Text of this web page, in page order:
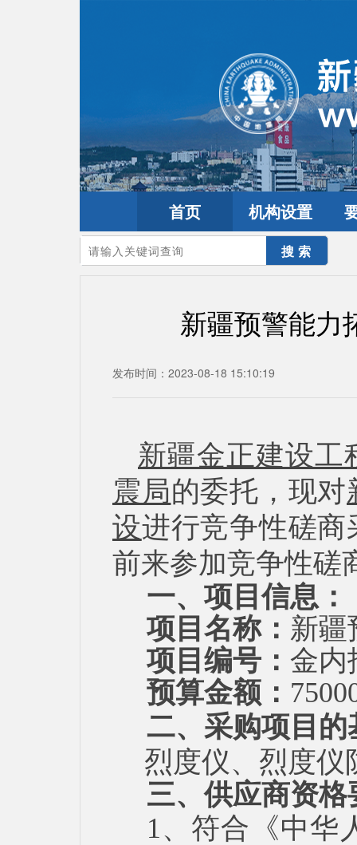
首页 机构设置
您的当前位置：首页>政务公开
新疆预警能力
发布时间：2023-08-18 15:10:19
新疆金正建设工
震局的委托，现对
设进行竞争性磋商
前来参加竞争性磋
一、项目信息：
项目名称： 新疆
项目 编号： 金内
预算金额：
二、采购项目
烈度仪、 烈度仪
三、供应商资格
1、符合《中华